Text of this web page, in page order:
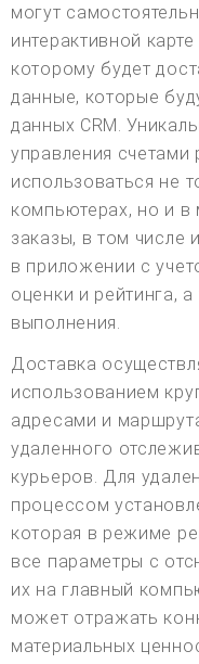
могут
интерактивной
которому будет
данные, которые
данных CRM.
управления
использоваться не
компьютерах, но и в
заказы, в том числе
в приложении с
оценки и рейтинга,
выполнения.
Доставка
использованием
адресами и
удаленного
курьеров. Для
процессом
которая в режиме
все параметры с
их на главный
может отражать
материальных